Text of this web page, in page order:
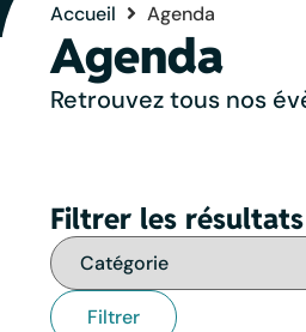
Accueil Agenda
Agenda
Retrouvez tous nos
Filtrer les résultats
Filtrer